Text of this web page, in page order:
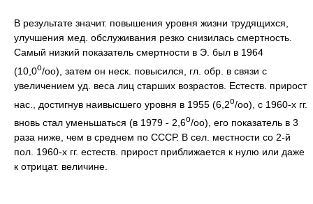
В результате значит. повышения уровня жизни трудящихся,
улучшения мед. обслуживания резко снизилась смертность.
Самый низкий показатель смертности в Э. был в 1964
(10,0o/oo), затем он неск. повысился, гл. обр. в связи с
увеличением уд. веса лиц старших возрастов. Естеств. прирост
нас., достигнув наивысшего уровня в 1955 (6,2o/оо), с 1960-х гг.
вновь стал уменьшаться (в 1979 - 2,6o/оо), его показатель в 3
раза ниже, чем в среднем по СССР. В сел. местности со 2-й
пол. 1960-х гг. естеств. прирост приближается к нулю или даже
к отрицат. величине.